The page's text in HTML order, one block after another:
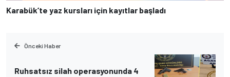
Karabük’te yaz kursları için kayıtlar başladı
Önceki Haber
Ruhsatsız silah operasyonunda 4